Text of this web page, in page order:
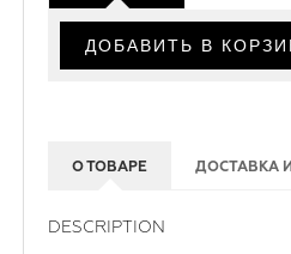
О ТОВАРЕ ДОСТАВКА
DESCRIPTION